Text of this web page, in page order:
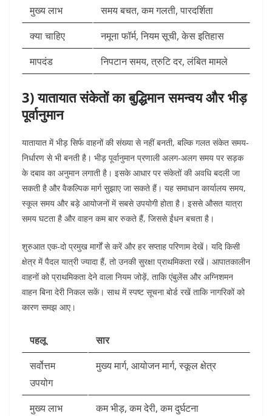
मुख्य लाभ
समय बचत, कम गलती, पारदर्शिता
क्या चाहिए
नमूना फॉर्म, नियम सूची, केस इतिहास
मापदंड
निपटान समय, त्रुटि दर, लंबित मामले
3) यातायात संकेतों का बुद्धिमान समन्वय और भीड़
पूर्वानुमान
यातायात में भीड़ सिर्फ वाहनों की संख्या से नहीं बनती, बल्कि गलत संकेत समय-
निर्धारण से भी बनती है। भीड़ पूर्वानुमान प्रणाली अलग-अलग समय पर सड़क
के दबाव का अनुमान लगाती है। इसके आधार पर संकेतों की अवधि बदली जा
सकती है और वैकल्पिक मार्ग सुझाए जा सकते हैं। यह समाधान कार्यालय समय,
स्कूल समय और बड़े आयोजनों में सबसे उपयोगी होता है। इससे औसत यात्रा
समय घटता है और वाहन कम बार रुकते हैं, जिससे ईंधन बचता है।
शुरुआत एक-दो प्रमुख मार्गों से करें और हर सप्ताह परिणाम देखें। यदि किसी
क्षेत्र में पैदल यात्री ज्यादा हैं, तो उनकी सुरक्षा प्राथमिकता रखें। आपातकालीन
वाहनों को प्राथमिकता देने वाला नियम जोड़ें, ताकि एंबुलेंस और अग्निशमन
वाहन बिना देरी निकल सकें। साथ में स्पष्ट सूचना बोर्ड रखें ताकि नागरिकों को
कारण समझ आए।
पहलू
सार
सर्वोत्तम
उपयोग
मुख्य मार्ग, आयोजन मार्ग, स्कूल क्षेत्र
मुख्य लाभ
कम भीड़, कम देरी, कम दुर्घटना